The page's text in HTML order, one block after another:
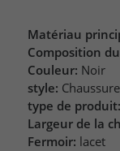
Matériau
Composition
Couleur: Noir
style:
type de produit:
Largeur de la
Fermoir: lacet